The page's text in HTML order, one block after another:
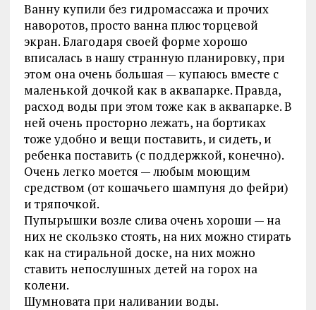
Ванну купили без гидромассажа и прочих
наворотов, просто ванна плюс торцевой
экран. Благодаря своей форме хорошо
вписалась в нашу странную планировку, при
этом она очень большая — купаюсь вместе с
маленькой дочкой как в аквапарке. Правда,
расход воды при этом тоже как в аквапарке. В
ней очень просторно лежать, на бортиках
тоже удобно и вещи поставить, и сидеть, и
ребенка поставить (с поддержкой, конечно).
Очень легко моется — любым моющим
средством (от кошачьего шампуня до фейри)
и тряпочкой.
Пупырышки возле слива очень хороши — на
них не скользко стоять, на них можно стирать
как на стиральной доске, на них можно
ставить непослушных детей на горох на
колени.
Шумновата при наливании воды.